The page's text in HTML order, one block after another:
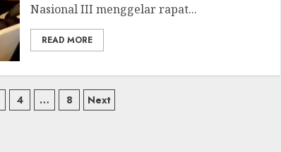
Nasional III menggelar rapat...
READ MORE
4 … 8 Next